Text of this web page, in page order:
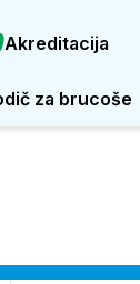
Akreditacija
za brucoše